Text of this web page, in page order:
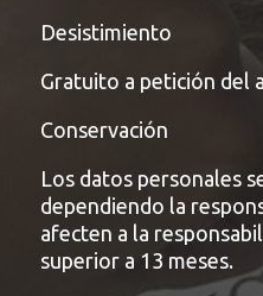
Desistimiento
Gratuito a petición del
Conservación
Los datos personales
dependiendo la
afecten a la
superior a 13 meses.